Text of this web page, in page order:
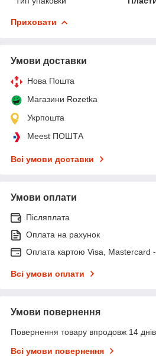
Приховати
Умови доставки
Нова Пошта
Магазини Rozetka
Укрпошта
Meest ПОШТА
Всі умови доставки
Умови оплати
Післяплата
Оплата на рахунок
Оплата картою Visa, Mastercard
Всі умови оплати
Умови повернення
Повернення товару впродовж 14
Всі умови повернення